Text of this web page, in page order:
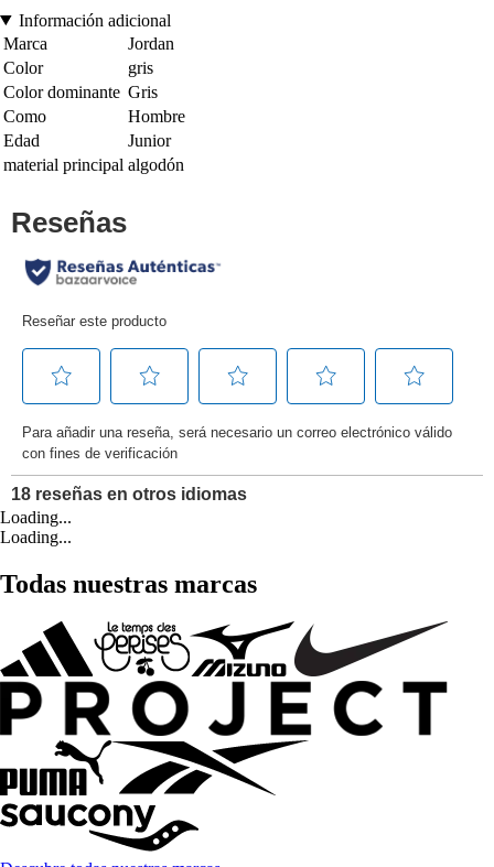
Información adicional
Marca
Jordan
Color
gris
Color dominante Gris
Como
Hombre
Edad
Junior
material principal algodón
Loading...
Loading...
Todas nuestras marcas